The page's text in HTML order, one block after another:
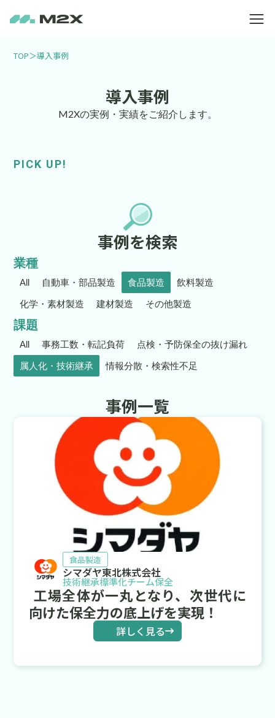
TOP＞導入事例
導入事例
M2Xの実例・実績をご紹介します。
PICK UP!
事例を検索
業種
All 自動車・部品製造 食品製造 飲料製造
化学・素材製造 建材製造 その他製造
課題
All 事務工数・転記負荷 点検・予防保全の抜け漏れ
属人化・技術継承 情報分散・検索性不足
事例一覧
食品製造
シマダヤ東北株式会社
技術継承標準化チーム保全
工場全体が一丸となり、次世代に
向けた保全力の底上げを実現！
詳しく見る